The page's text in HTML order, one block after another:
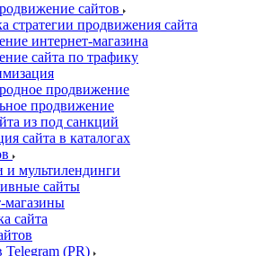
сайтов
стратегии продвижения сайта
интернет-магазина
сайта по трафику
продвижение
продвижение
из под санкций
сайта в каталогах
и мультилендинги
сайты
магазины
сайта
(PR)